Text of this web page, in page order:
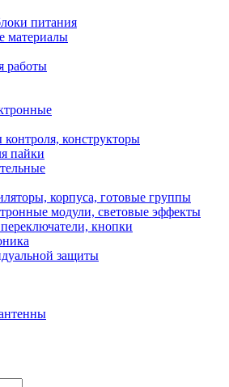
питания
материалы
работы
конструкторы
пайки
корпуса, готовые группы
модули, световые эффекты
кнопки
защиты